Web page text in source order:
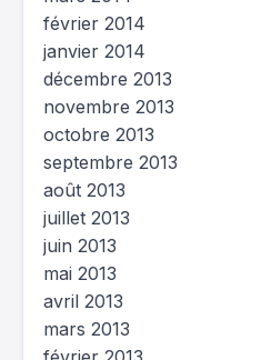
février 2014
janvier 2014
décembre 2013
novembre 2013
octobre 2013
septembre 2013
août 2013
juillet 2013
juin 2013
mai 2013
avril 2013
mars 2013